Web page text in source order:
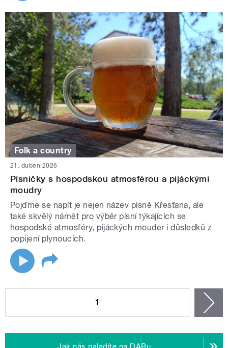
Folk a country
21. duben 2026
Písničky s hospodskou atmosférou a pijáckými
moudry
Pojďme se napít je nejen název písně Křesťana, ale
také skvělý námět pro výběr písní týkajících se
hospodské atmosféry, pijáckých mouder i důsledků z
popíjení plynoucích.
1